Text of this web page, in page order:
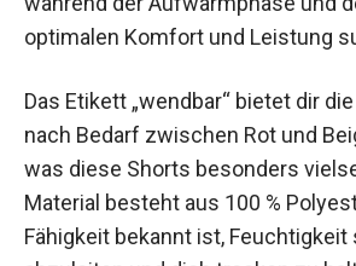
die während der Aufwärmphase
Trainings optimalen Komfort und
suchen.
Das Etikett „wendbar“ bietet dir die
nach Bedarf zwischen Rot und
was diese Shorts besonders
Das Material besteht aus 100 %